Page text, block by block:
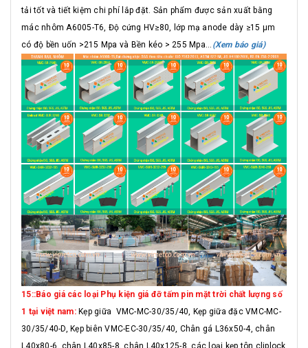
tải tốt và tiết kiệm chi phí lắp đặt. Sản phẩm được sản xuất bằng
mác nhôm A6005-T6, Độ cứng HV≥80, lớp mạ anode dày ≥15 μm
có độ bền uốn >215 Mpa và Bền kéo > 255 Mpa...
(Xem báo giá)
15::Báo giá các loại Phụ kiện giá đỡ tấm pin mặt trời chất lượng số
1 tại việt nam: Kẹp giữa VMC-MC-30/35/40, Kẹp giữa đặc VMC-MC-
30/35/40-D, Kẹp biên VMC-EC-30/35/40, Chân gá L36x50-4, chân
L40x80-6, chân L40x85-8, chân L40x125-8, các loại kẹp tôn cliplock